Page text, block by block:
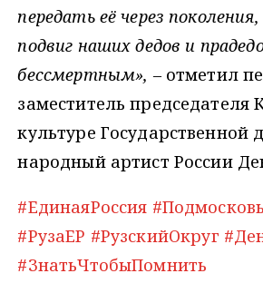
передать её через
подвиг наших дедов и
бессмертным», – отметил
заместитель председателя
культуре Государственной
народный артист России
#ЕдинаяРоссия
#РузаЕР #РузскийОкруг
#ЗнатьЧтобыПомнить